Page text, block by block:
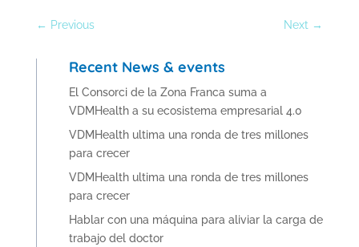
← Previous Next →
Recent News & events
El Consorci de la Zona Franca suma a
VDMHealth a su ecosistema empresarial 4.0
VDMHealth ultima una ronda de tres millones
para crecer
VDMHealth ultima una ronda de tres millones
para crecer
Hablar con una máquina para aliviar la carga de
trabajo del doctor